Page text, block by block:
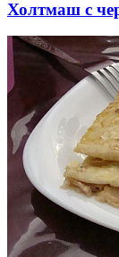
Холтмаш с